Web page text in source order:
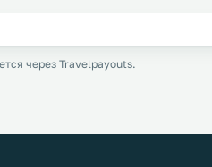
через Travelpayouts.